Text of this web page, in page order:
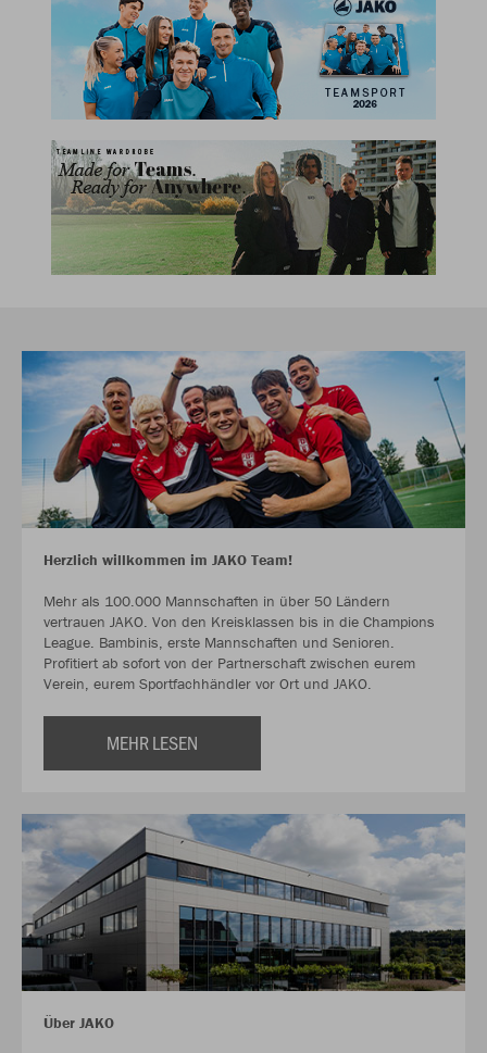
Herzlich willkommen im JAKO Team!
Mehr als 100.000 Mannschaften in über 50 Ländern
vertrauen JAKO. Von den Kreisklassen bis in die Champions
League. Bambinis, erste Mannschaften und Senioren.
Profitiert ab sofort von der Partnerschaft zwischen eurem
Verein, eurem Sportfachhändler vor Ort und JAKO.
MEHR LESEN
Über JAKO